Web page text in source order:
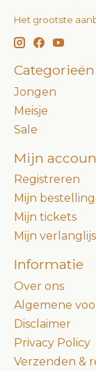
Het grootste
Categorieën
Jongen
Meisje
Sale
Mijn
Registreren
Mijn
Mijn tickets
Mijn
Informatie
Over ons
Algemene
Disclaimer
Privacy Policy
Verzenden &